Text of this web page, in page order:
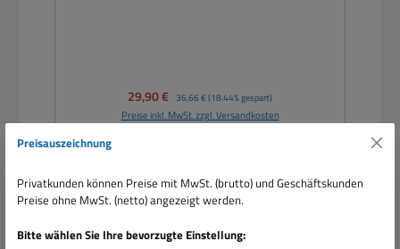
Verkaufspreis:
29,90 € Regulärer Preis:
36,66 € (18.44% gespart)
Preise inkl. MwSt. zzgl. Versandkosten
Preisauszeichnung
Privatkunden können Preise mit MwSt. (brutto) und Geschäftskunden
Preise ohne MwSt. (netto) angezeigt werden.
Bitte wählen Sie Ihre bevorzugte Einstellung: